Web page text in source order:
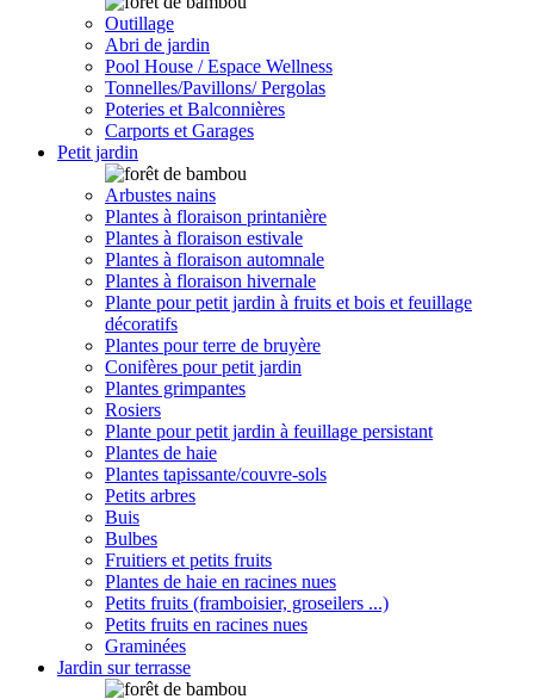
Outillage
Abri de jardin
Pool House / Espace Wellness
Tonnelles/Pavillons/ Pergolas
Poteries et Balconnières
Carports et Garages
Petit jardin
Arbustes nains
Plantes à floraison printanière
Plantes à floraison estivale
Plantes à floraison automnale
Plantes à floraison hivernale
Plante pour petit jardin à fruits et bois et feuillage
décoratifs
Plantes pour terre de bruyère
Conifères pour petit jardin
Plantes grimpantes
Rosiers
Plante pour petit jardin à feuillage persistant
Plantes de haie
Plantes tapissante/couvre-sols
Petits arbres
Buis
Bulbes
Fruitiers et petits fruits
Plantes de haie en racines nues
Petits fruits (framboisier, groseilers ...)
Petits fruits en racines nues
Graminées
Jardin sur terrasse